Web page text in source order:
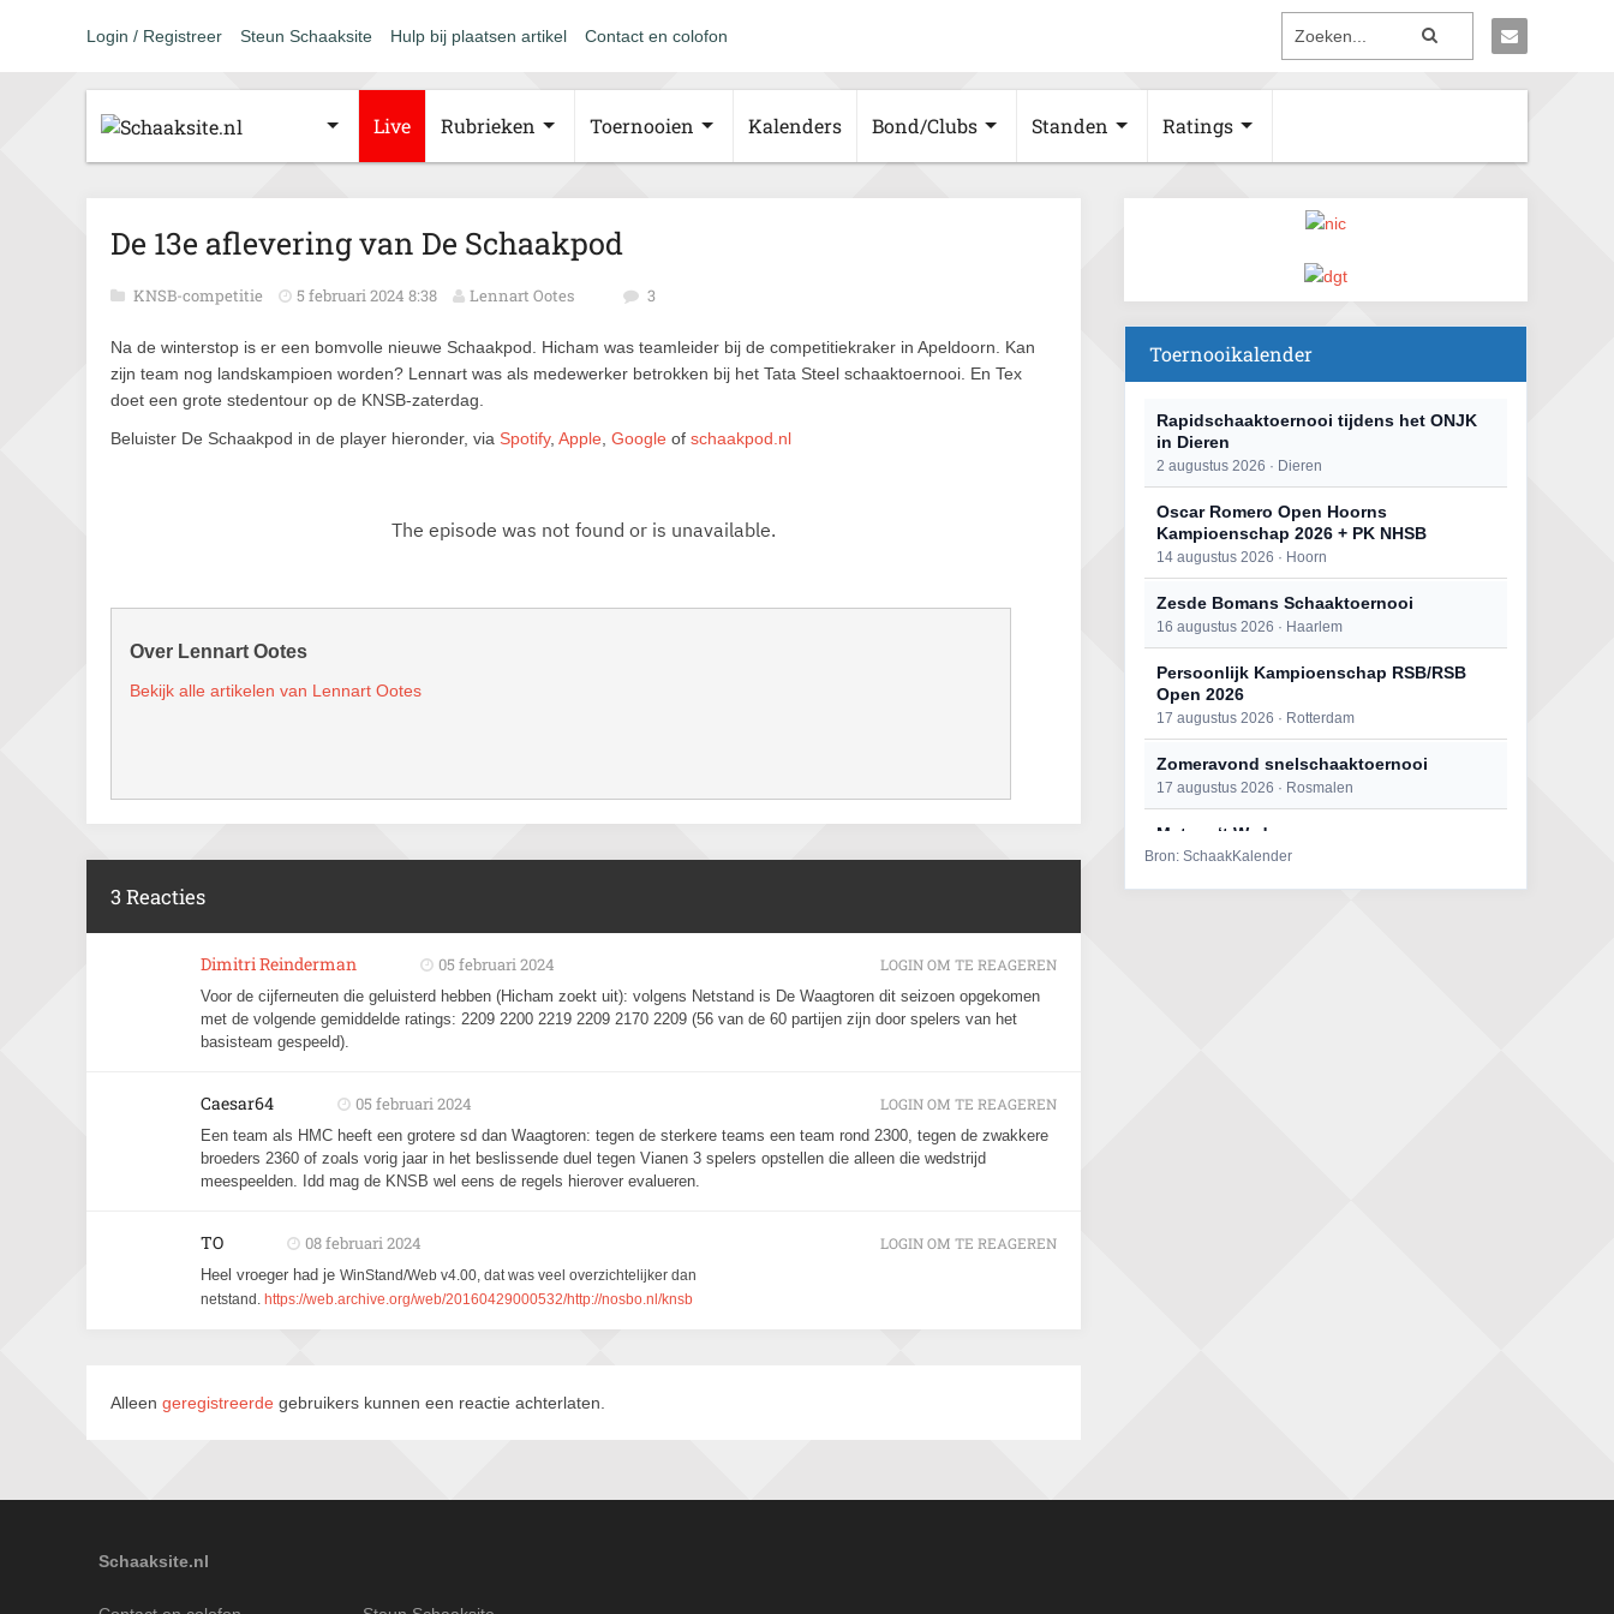
Login / Registreer Steun Schaaksite Hulp bij plaatsen artikel Contact en colofon
Live Rubrieken Toernooien Kalenders Bond/Clubs Standen Ratings
De 13e aflevering van De Schaakpod
KNSB-competitie 5 februari 2024 8:38 Lennart Ootes 3
Na de winterstop is er een bomvolle nieuwe Schaakpod. Hicham was teamleider bij de competitiekraker in Apeldoorn. Kan
zijn team nog landskampioen worden? Lennart was als medewerker betrokken bij het Tata Steel schaaktoernooi. En Tex
doet een grote stedentour op de KNSB-zaterdag.
Beluister De Schaakpod in de player hieronder, via Spotify, Apple Google of schaakpod.nl
Over Lennart Ootes
Bekijk alle artikelen van Lennart Ootes
3 Reacties
Dimitri Reinderman 05 februari 2024
Voor de cijferneuten die geluisterd hebben (Hicham zoekt uit): volgens Netstand is De Waagtoren dit seizoen opgekomen
met de volgende gemiddelde ratings: 2209 2200 2219 2209 2170 2209 (56 van de 60 partijen zijn door spelers van het
basisteam gespeeld).
LOGIN OM TE REAGEREN
Caesar64 05 februari 2024
Een team als HMC heeft een grotere sd dan Waagtoren: tegen de sterkere teams een team rond 2300, tegen de zwakkere
broeders 2360 of zoals vorig jaar in het beslissende duel tegen Vianen 3 spelers opstellen die alleen die wedstrijd
meespeelden. Idd mag de KNSB wel eens de regels hierover evalueren.
LOGIN OM TE REAGEREN
TO 08 februari 2024
Heel vroeger had je WinStand/Web v4.00, dat was veel overzichtelijker dan
netstand. https://web.archive.org/web/20160429000532/http://nosbo.nl/knsb
LOGIN OM TE REAGEREN
Alleen geregistreerde gebruikers kunnen een reactie achterlaten.
Toernooikalender
Rapidschaaktoernooi tijdens het ONJK
in Dieren
2 augustus 2026 · Dieren
Oscar Romero Open Hoorns
Kampioenschap 2026 + PK NHSB
14 augustus 2026 · Hoorn
Zesde Bomans Schaaktoernooi
16 augustus 2026 · Haarlem
Persoonlijk Kampioenschap RSB/RSB
Open 2026
17 augustus 2026 · Rotterdam
Zomeravond snelschaaktoernooi
17 augustus 2026 · Rosmalen
Mat op ‘t Wad
22 augustus 2026 · Den Burg, Texel
Bron: SchaakKalender
Schaaksite.nl